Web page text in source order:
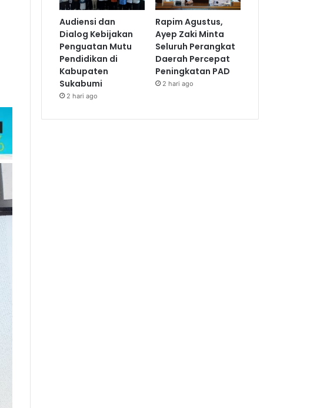
Audiensi dan
Dialog Kebijakan
Penguatan Mutu
Pendidikan di
Kabupaten
Sukabumi
2 hari ago
Rapim Agustus,
Ayep Zaki Minta
Seluruh Perangkat
Daerah Percepat
Peningkatan PAD
2 hari ago